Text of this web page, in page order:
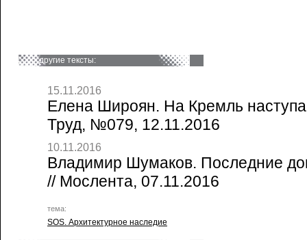
другие тексты:
15.11.2016
Елена Широян. На Кремль
Труд, №079, 12.11.2016
10.11.2016
Владимир Шумаков. Последние
// Мослента, 07.11.2016
тема:
SOS. Архитектурное наследие